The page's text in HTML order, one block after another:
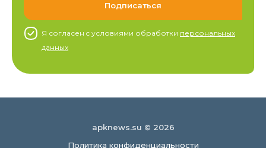
Я согласен c условиями обработки персональных
данных
apknews.su © 2026
Политика конфиденциальности